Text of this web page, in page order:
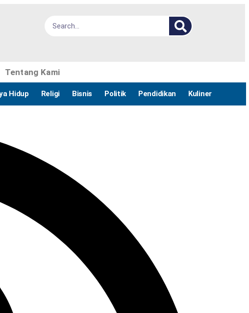
Tentang Kami
Hidup Religi Bisnis Politik Pendidikan Kuliner